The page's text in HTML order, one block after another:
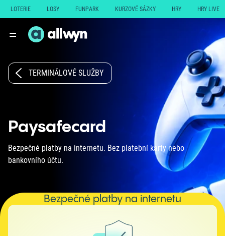
LOTERIE LOSY FUNPARK KURZOVÉ SÁZKY HRY HRY LIVE
TERMINÁLOVÉ SLUŽBY
Paysafecard
Bezpečné platby na internetu. Bez platební karty nebo
bankovního účtu.
Bezpečné platby na internetu